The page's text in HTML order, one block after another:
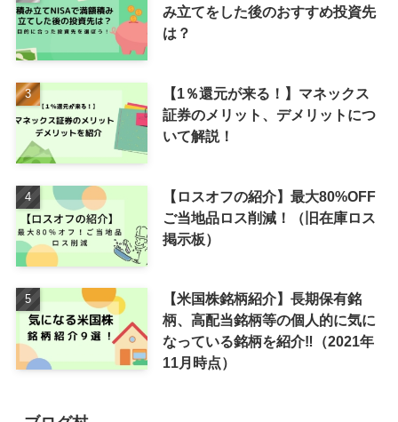
み立てをした後のおすすめ投資先
は？
【1％還元が来る！】マネックス
証券のメリット、デメリットにつ
いて解説！
【ロスオフの紹介】最大80%OFF
ご当地品ロス削減！（旧在庫ロス
掲示板）
【米国株銘柄紹介】長期保有銘
柄、高配当銘柄等の個人的に気に
なっている銘柄を紹介‼（2021年
11月時点）